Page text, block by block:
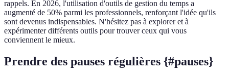
rappels. En 2026, l'utilisation d'outils de gestion du temps a
augmenté de 50% parmi les professionnels, renforçant l'idée qu'ils
sont devenus indispensables. N'hésitez pas à explorer et à
expérimenter différents outils pour trouver ceux qui vous
conviennent le mieux.
Prendre des pauses régulières {#pauses}